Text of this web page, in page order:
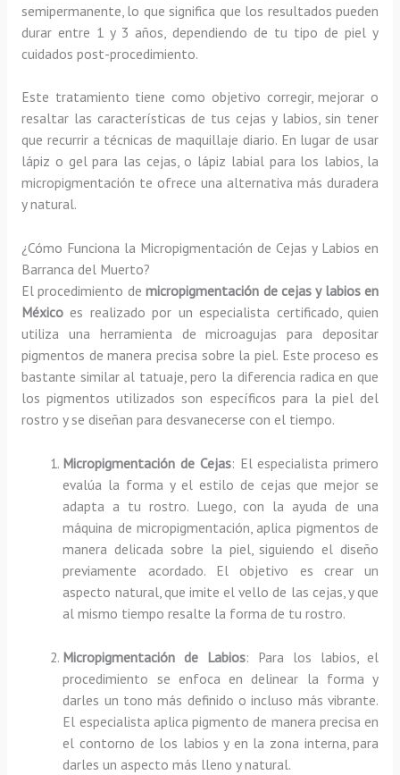
semipermanente, lo que significa que los resultados pueden
durar entre 1 y 3 años, dependiendo de tu tipo de piel y
cuidados post-procedimiento.
Este tratamiento tiene como objetivo corregir, mejorar o
resaltar las características de tus cejas y labios, sin tener
que recurrir a técnicas de maquillaje diario. En lugar de usar
lápiz o gel para las cejas, o lápiz labial para los labios, la
micropigmentación te ofrece una alternativa más duradera
y natural.
¿Cómo Funciona la Micropigmentación de Cejas y Labios en
Barranca del Muerto?
El procedimiento demicropigmentación de cejas y labios en
Méxicoes realizado por un especialista certificado, quien
utiliza una herramienta de microagujas para depositar
pigmentos de manera precisa sobre la piel. Este proceso es
bastante similar al tatuaje, pero la diferencia radica en que
los pigmentos utilizados son específicos para la piel del
rostro y se diseñan para desvanecerse con el tiempo.
Micropigmentación de Cejas: El especialista primero
evalúa la forma y el estilo de cejas que mejor se
adapta a tu rostro. Luego, con la ayuda de una
máquina de micropigmentación, aplica pigmentos de
manera delicada sobre la piel, siguiendo el diseño
previamente acordado. El objetivo es crear un
aspecto natural, que imite el vello de las cejas, y que
al mismo tiempo resalte la forma de tu rostro.
Micropigmentación de Labios: Para los labios, el
procedimiento se enfoca en delinear la forma y
darles un tono más definido o incluso más vibrante.
El especialista aplica pigmento de manera precisa en
el contorno de los labios y en la zona interna, para
darles un aspecto más lleno y natural.